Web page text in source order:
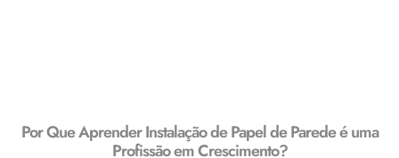
Por Que Aprender Instalação de Papel de Parede é uma
Profissão em Crescimento?